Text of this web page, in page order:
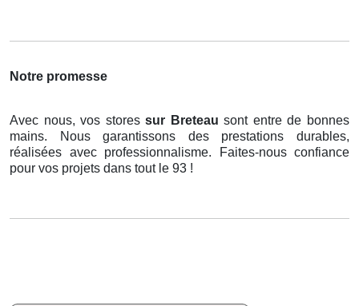
Notre promesse
Avec nous, vos storessur Breteausont entre de bonnes
mains. Nous garantissons des prestations durables,
réalisées avec professionnalisme. Faites-nous confiance
pour vos projets dans tout le 93 !